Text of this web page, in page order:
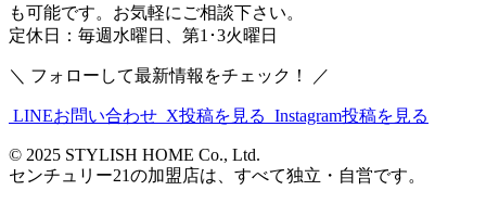
も可能です。お気軽にご相談下さい。
定休日：毎週水曜日、第1･3火曜日
＼ フォローして最新情報をチェック！ ／
LINEお問い合わせ X投稿を見る Instagram投稿を見る
© 2025 STYLISH HOME Co., Ltd.
センチュリー21の加盟店は、すべて独立・自営です。